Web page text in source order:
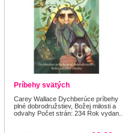
Príbehy svätých
Carey Wallace Dychberúce príbehy
plné dobrodružstiev, Božej milosti a
odvahy Počet strán: 234 Rok vydan...